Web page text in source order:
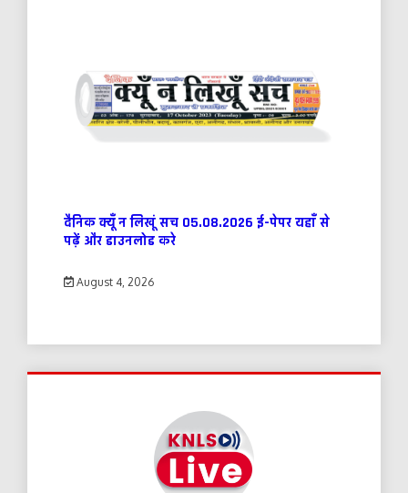
दैनिक क्यूँ न लिखूं सच 05.08.2026 ई-पेपर यहाँ से
पढ़ें और डाउनलोड करे
August 4, 2026